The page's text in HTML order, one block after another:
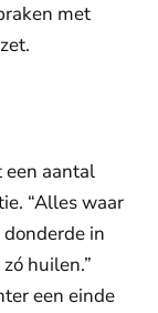
met
een aantal
“Alles waar
in
huilen.”
een einde